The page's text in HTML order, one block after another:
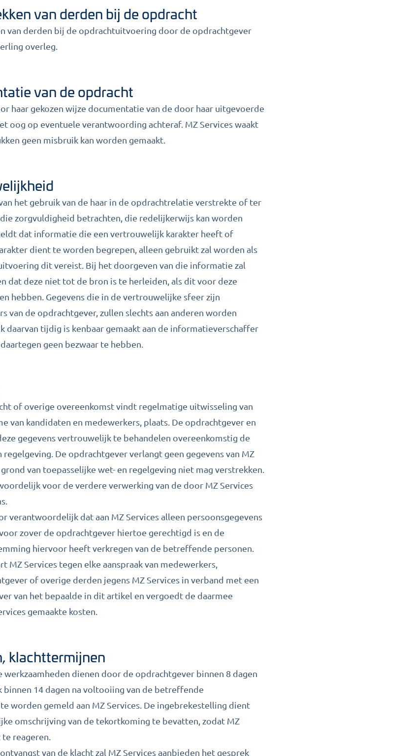
van derden bij de opdracht
van derden bij de opdrachtuitvoering door de opdrachtgever
overleg.
van de opdracht
haar gekozen wijze documentatie van de door haar uitgevoerde
oog op eventuele verantwoording achteraf. MZ Services waakt
geen misbruik kan worden gemaakt.
het gebruik van de haar in de opdrachtrelatie verstrekte of ter
zorgvuldigheid betrachten, die redelijkerwijs kan worden
dat informatie die een vertrouwelijk karakter heeft of
dient te worden begrepen, alleen gebruikt zal worden als
dit vereist. Bij het doorgeven van die informatie zal
dat deze niet tot de bron is te herleiden, als dit voor deze
hebben. Gegevens die in de vertrouwelijke sfeer zijn
van de opdrachtgever, zullen slechts aan anderen worden
daarvan tijdig is kenbaar gemaakt aan de informatieverschaffer
geen bezwaar te hebben.
of overige overeenkomst vindt regelmatige uitwisseling van
van kandidaten en medewerkers, plaats. De opdrachtgever en
gegevens vertrouwelijk te behandelen overeenkomstig de
regelgeving. De opdrachtgever verlangt geen gegevens van MZ
van toepasselijke wet- en regelgeving niet mag verstrekken.
voor de verdere verwerking van de door MZ Services
verantwoordelijk dat aan MZ Services alleen persoonsgegevens
zover de opdrachtgever hiertoe gerechtigd is en de
hiervoor heeft verkregen van de betreffende personen.
MZ Services tegen elke aanspraak van medewerkers,
of overige derden jegens MZ Services in verband met een
van het bepaalde in dit artikel en vergoedt de daarmee
gemaakte kosten.
klachttermijnen
werkzaamheden dienen door de opdrachtgever binnen 8 dagen
14 dagen na voltooiing van de betreffende
worden gemeld aan MZ Services. De ingebrekestelling dient
omschrijving van de tekortkoming te bevatten, zodat MZ
reageren.
van de klacht zal MZ Services aanbieden het gesprek